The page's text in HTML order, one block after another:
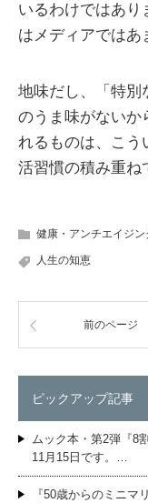
いるわけではあり
はメディアではあ
地味だし、「特別
のうま味がないか
れるものは、こう
活習慣の積み重ね
健康・アンチエイジン
人生の知恵
前のページ
ピックアップ記事
ムック本・第2弾『8
11月15日です。…
『50歳からのミニ